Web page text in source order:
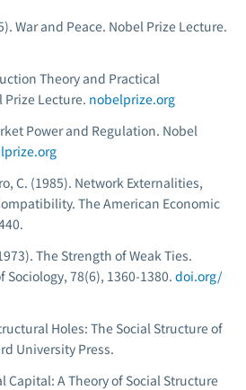
War and Peace. Nobel Prize Lecture.
Theory and Practical
Prize Lecture. nobelprize.org
Power and Regulation. Nobel
C. (1985). Network Externalities,
The American Economic
The Strength of Weak Ties.
Sociology, 78(6), 1360-1380. doi.org/
Holes: The Social Structure of
University Press.
Capital: A Theory of Social Structure